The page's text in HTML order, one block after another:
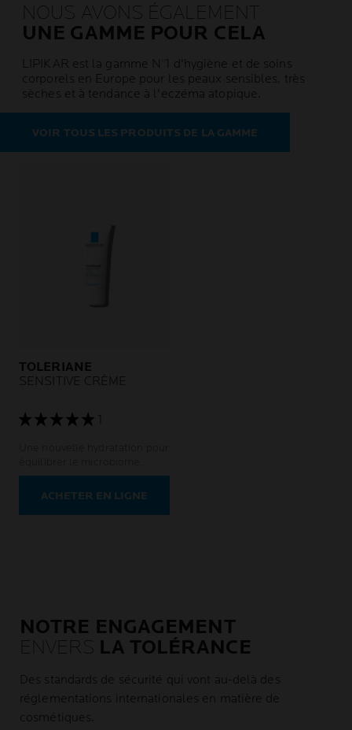
NOUS AVONS ÉGALEMENT
UNE GAMME POUR CELA
LIPIKAR est la gamme N°1 d'hygiène et de soins
corporels en Europe pour les peaux sensibles, très
sèches et à tendance à l'eczéma atopique.
VOIR TOUS LES PRODUITS DE LA GAMME
TOLERIANE
SENSITIVE CRÈME
1
cutané. Peaux normales à
sensibles.
ACHETER EN LIGNE
NOTRE ENGAGEMENT
ENVERS LA TOLÉRANCE
Des standards de sécurité qui vont au-delà des
réglementations internationales en matière de
cosmétiques.